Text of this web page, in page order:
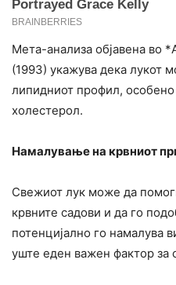
Мета-анализа објавена во
(1993) укажува дека лукот
липидниот профил, особено
холестерол.
Намалување на крвниот
Свежиот лук може да
крвните садови и да го
потенцијално го намалува
уште еден важен фактор за